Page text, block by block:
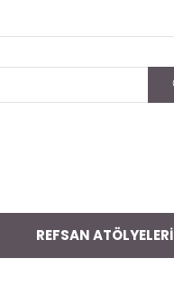
REFSAN ATÖLYELERİ